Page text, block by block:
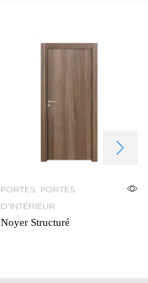
PORTES
PORTES
D'INTÉRIEUR
Noyer Structuré